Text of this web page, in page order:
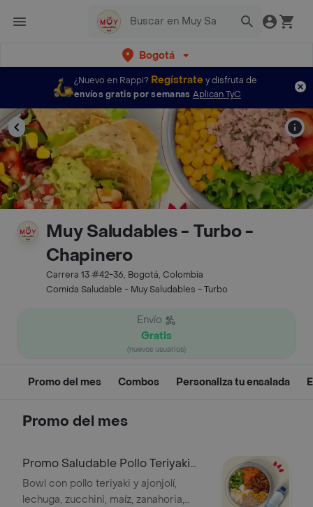
Bogotá
¿Nuevo en Rappi? Regístratey disfruta de
envíos gratis por semanas Aplican TyC
Muy Saludables - Turbo -
Chapinero
Carrera 13 #42-36, Bogotá, Colombia
Comida Saludable - Muy Saludables - Turbo
Envío
Gratis
(nuevos usuarios)
Promo del mes Combos Personaliza tu ensalada
Promo del mes
Promo Saludable Pollo Teriyaki
con bebida
Bowl con pollo teriyaki y ajonjolí,
lechuga, zucchini, maíz, zanahoria,